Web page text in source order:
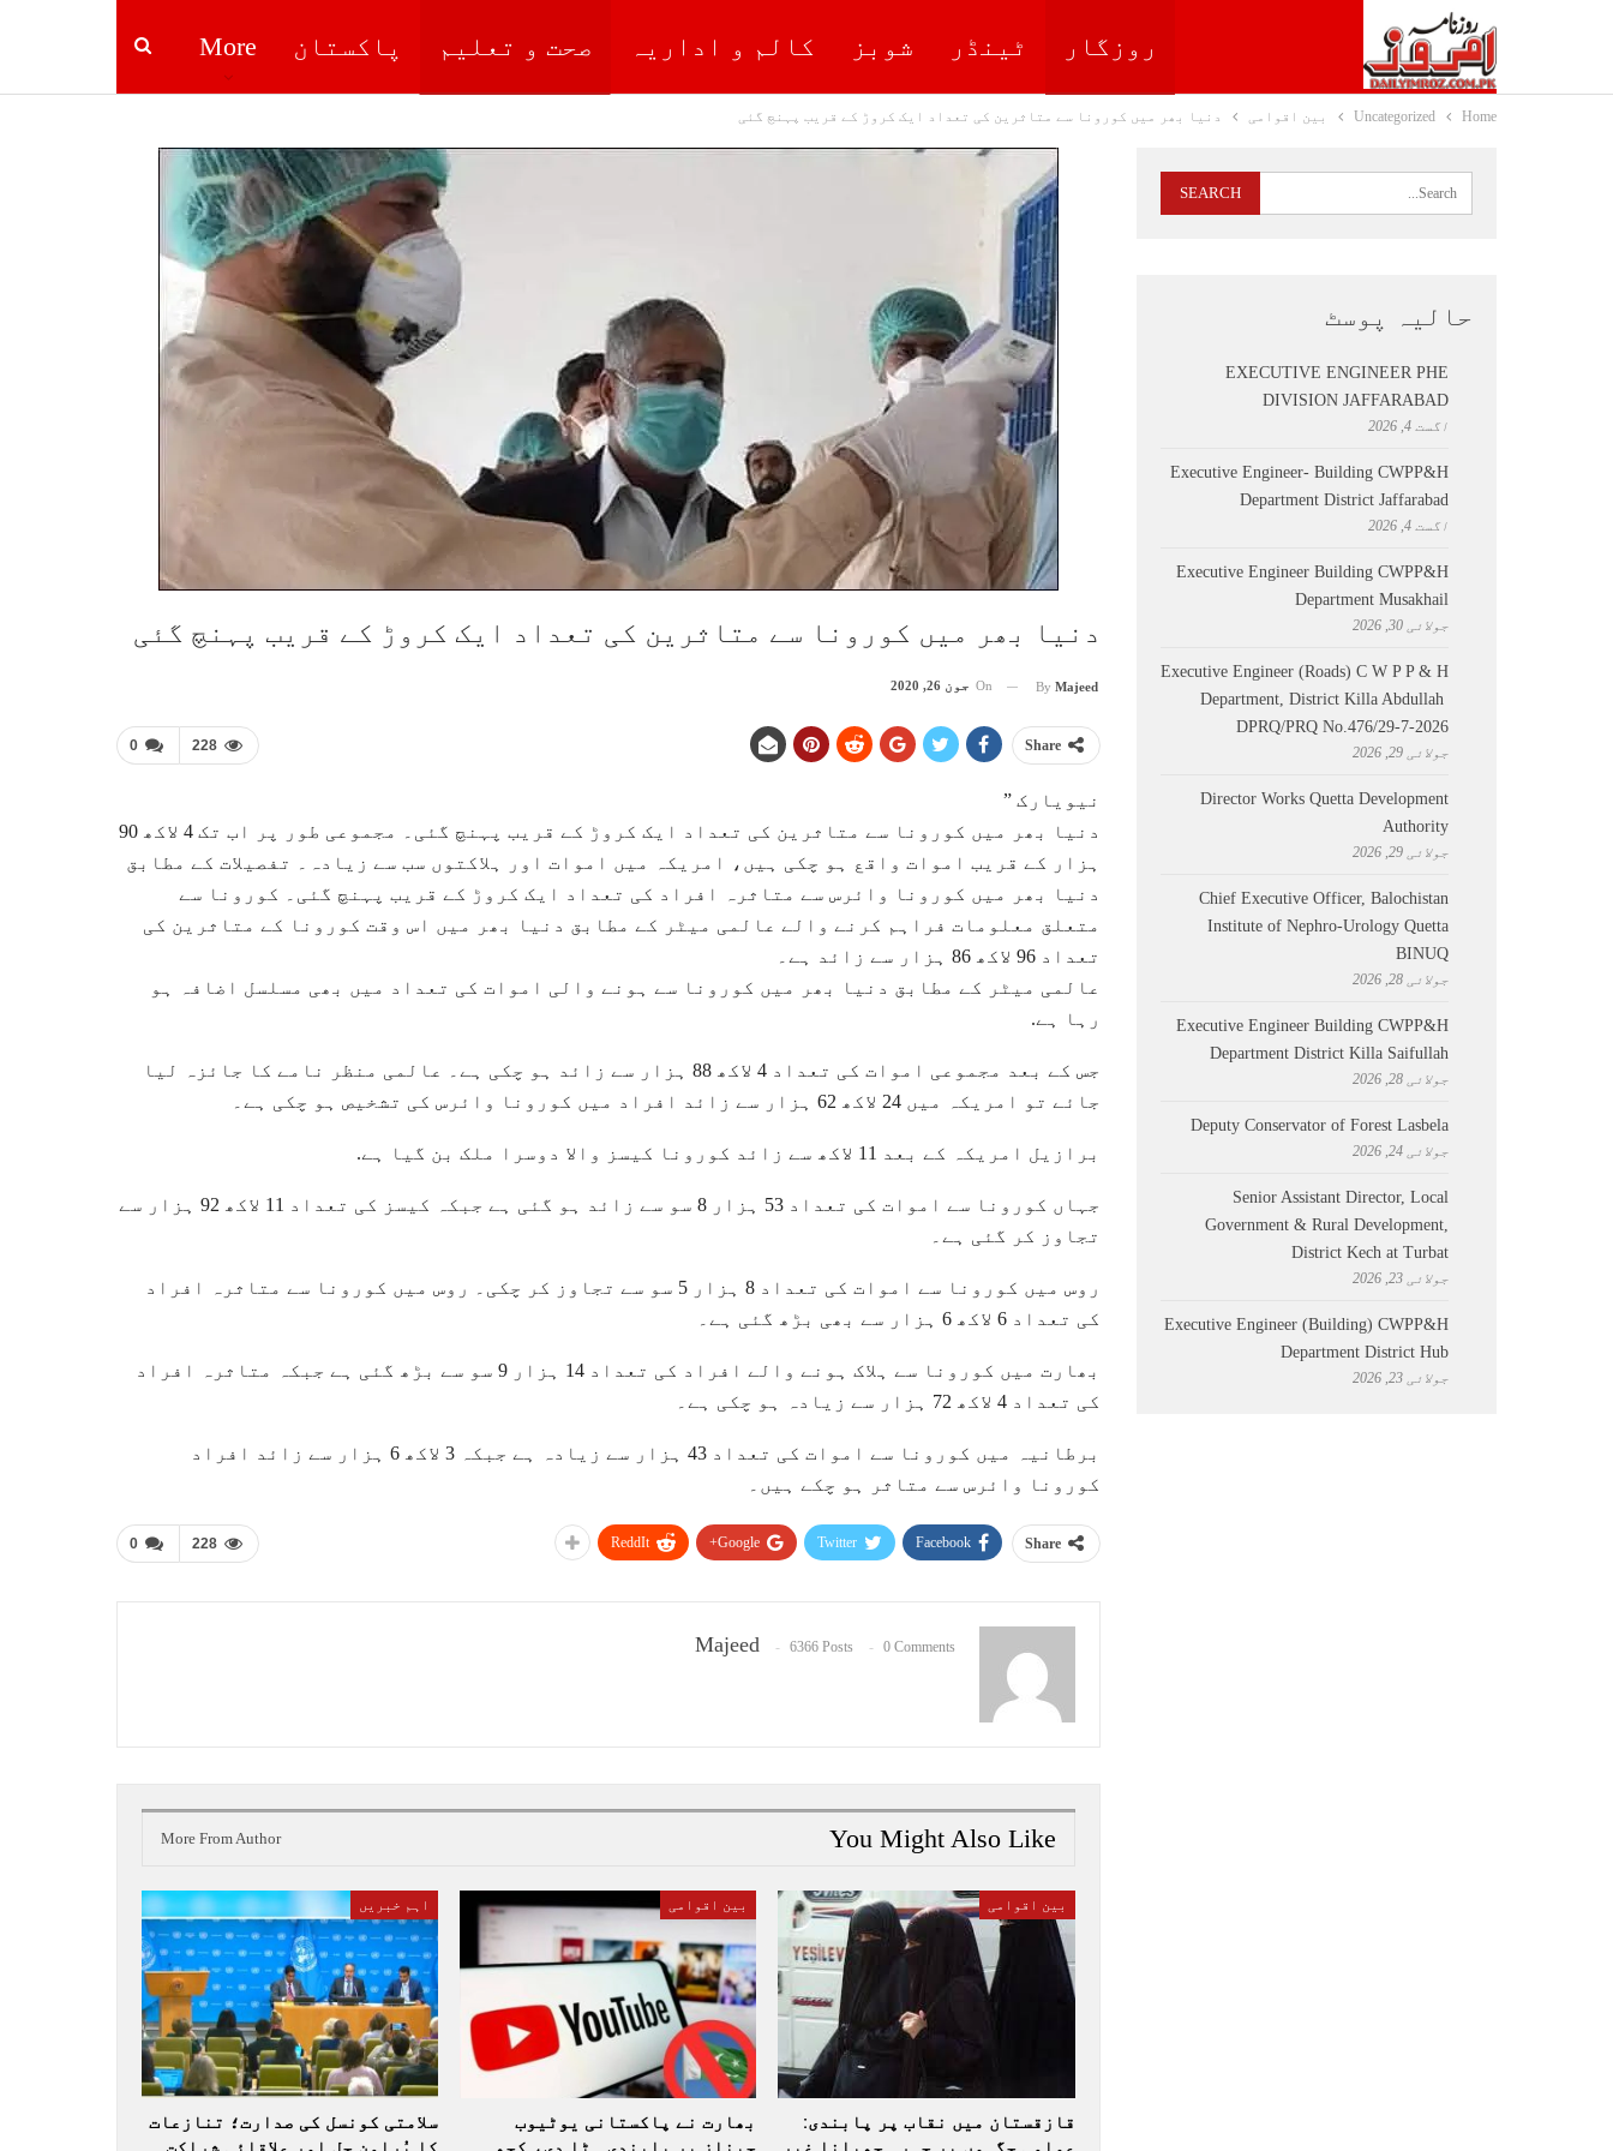
روزگار ٹینڈر شوبز کالم و اداریہ صحت و تعلیم پاکستان More
Home
Uncategorized بین اقوامی دنیا بھر میں کورونا سے متاثرین کی تعداد ایک کروڑ کے قریب پہنچ گئی
دنیا بھر میں کورونا سے متاثرین کی تعداد ایک کروڑ کے قریب پہنچ گئی
By Majeed
On جون 26, 2020
0 228 Share
نیویارک ”
دنیا بھر میں کورونا سے متاثرین کی تعداد ایک کروڑ کے قریب پہنچ گئی۔ مجموعی طور پر اب تک 4 لاکھ 90
ہزار کے قریب اموات واقع ہو چکی ہیں، امریکہ میں اموات اور ہلاکتوں سب سے زیادہ۔ تفصیلات کے مطابق
دنیا بھر میں کورونا وائرس سے متاثرہ افراد کی تعداد ایک کروڑ کے قریب پہنچ گئی۔ کورونا سے
متعلق معلومات فراہم کرنے والے عالمی میٹر کے مطابق دنیا بھر میں اس وقت کورونا کے متاثرین کی
تعداد 96 لاکھ 86 ہزار سے زائد ہے۔
عالمی میٹر کے مطابق دنیا بھر میں کورونا سے ہونے والی اموات کی تعداد میں بھی مسلسل اضافہ ہو
رہا ہے.
جس کے بعد مجموعی اموات کی تعداد 4 لاکھ 88 ہزار سے زائد ہو چکی ہے۔ عالمی منظر نامے کا جائزہ لیا
جائے تو امریکہ میں 24 لاکھ 62 ہزار سے زائد افراد میں کورونا وائرس کی تشخیص ہو چکی ہے۔
برازیل امریکہ کے بعد 11 لاکھ سے زائد کورونا کیسز والا دوسرا ملک بن گیا ہے.
جہاں کورونا سے اموات کی تعداد 53 ہزار 8 سو سے زائد ہو گئی ہے جبکہ کیسز کی تعداد 11 لاکھ 92 ہزار سے
تجاوز کر گئی ہے۔
روس میں کورونا سے اموات کی تعداد 8 ہزار 5 سو سے تجاوز کر چکی۔ روس میں کورونا سے متاثرہ افراد
کی تعداد 6 لاکھ 6 ہزار سے بھی بڑھ گئی ہے۔
بھارت میں کورونا سے ہلاک ہونے والے افراد کی تعداد 14 ہزار 9 سو سے بڑھ گئی ہے جبکہ متاثرہ افراد
کی تعداد 4 لاکھ 72 ہزار سے زیادہ ہو چکی ہے۔
برطانیہ میں کورونا سے اموات کی تعداد 43 ہزار سے زیادہ ہے جبکہ 3 لاکھ 6 ہزار سے زائد افراد
کورونا وائرس سے متاثر ہو چکے ہیں۔
0 228 Share
Facebook
Twitter
Google+
ReddIt
Majeed 6366 Posts 0 Comments
You Might Also Like
More From Author
بین اقوامی
قازقستان میں نقاب پر پابندی:
بین اقوامی
بھارت نے پاکستانی یوٹیوب
اہم خبریں
سلامتی کونسل کی صدارت؛ تنازعات
حالیہ پوسٹ
EXECUTIVE ENGINEER PHE
DIVISION JAFFARABAD
اگست 4, 2026
Executive Engineer- Building CWPP&H
Department District Jaffarabad
اگست 4, 2026
Executive Engineer Building CWPP&H
Department Musakhail
جولائی 30, 2026
Executive Engineer (Roads) C W P P & H
Department, District Killa Abdullah ​
DPRQ/PRQ No.476/29-7-2026
جولائی 29, 2026
Director Works Quetta Development
Authority
جولائی 29, 2026
Chief Executive Officer, Balochistan
Institute of Nephro-Urology Quetta
BINUQ
جولائی 28, 2026
Executive Engineer Building CWPP&H
Department District Killa Saifullah
جولائی 28, 2026
Deputy Conservator of Forest Lasbela
جولائی 24, 2026
Senior Assistant Director, Local
Government & Rural Development,
District Kech at Turbat
جولائی 23, 2026
Executive Engineer (Building) CWPP&H
Department District Hub
جولائی 23, 2026